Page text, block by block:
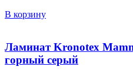
В корзину
Ламинат Kronotex
горный серый